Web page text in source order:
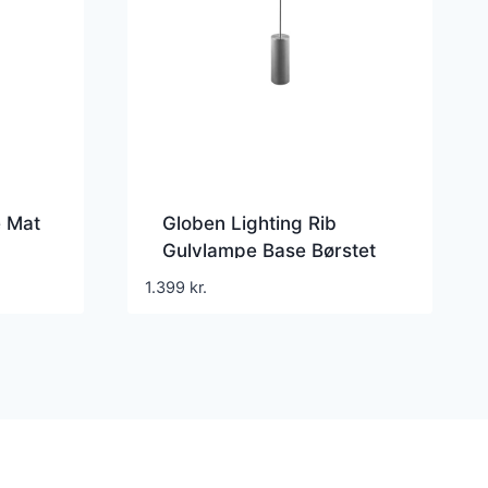
Mat
Globen Lighting Rib
Gulvlampe Base Børstet
Stål
1.399 kr.